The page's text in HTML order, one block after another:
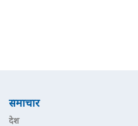
समाचार
देश